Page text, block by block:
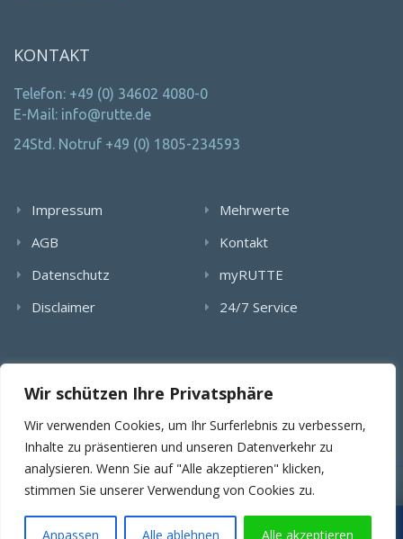
Wir schützen Ihre Privatsphäre
Wir verwenden Cookies, um Ihr Surferlebnis zu verbessern,
Inhalte zu präsentieren und unseren Datenverkehr zu
analysieren. Wenn Sie auf "Alle akzeptieren" klicken,
stimmen Sie unserer Verwendung von Cookies zu.
Anpassen Alle ablehnen Alle akzeptieren
KONTAKT
Telefon: +49 (0) 34602 4080-0
E-Mail: info@rutte.de
24Std. Notruf +49 (0) 1805-234593
Impressum
AGB
Datenschutz
Disclaimer
Mehrwerte
Kontakt
myRUTTE
24/7 Service
Verlinkung von Bildern, textlichen Inhalten und Videos bedarf
der schriftlichen Genehmigung der RUTTE Sicherungstechnik
© 2025 RUTTE Sicherungstechnik GmbH.